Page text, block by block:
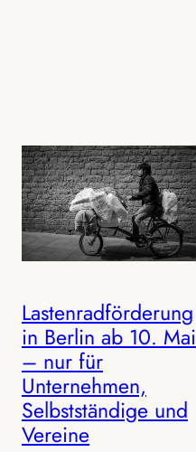
Lastenradförderung
in Berlin ab 10. Mai
– nur für
Unternehmen,
Selbstständige und
Vereine